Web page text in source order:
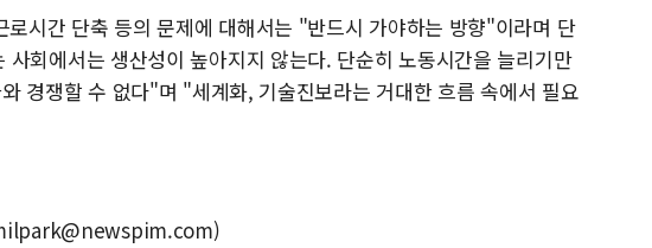
로시간 단축 등의 문제에 대해서는 "반드시 가야하는 방향"이라며 단
회에서는 생산성이 높아지지 않는다. 단순히 노동시간을 늘리기만
경쟁할 수 없다"며 "세계화, 기술진보라는 거대한 흐름 속에서 필요